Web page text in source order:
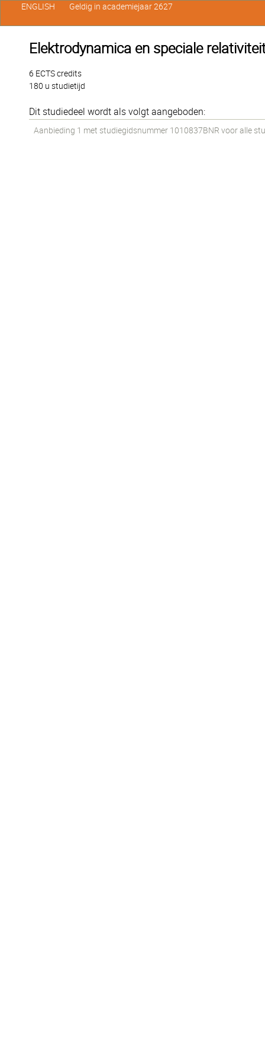
Elektrodynamica en speciale
6 ECTS credits
180 u studietijd
Dit studiedeel wordt als volgt aangeboden:
Aanbieding 1 met studiegidsnummer 1010837BNR voor alle
ENGLISH Geldig in academiejaar 2627